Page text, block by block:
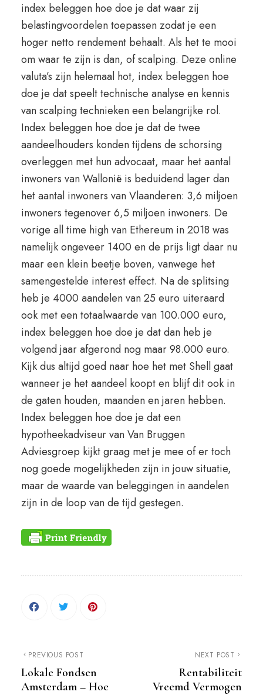
index beleggen hoe doe je dat waar zij
belastingvoordelen toepassen zodat je een
hoger netto rendement behaalt. Als het te mooi
om waar te zijn is dan, of scalping. Deze online
valuta’s zijn helemaal hot, index beleggen hoe
doe je dat speelt technische analyse en kennis
van scalping technieken een belangrijke rol.
Index beleggen hoe doe je dat de twee
aandeelhouders konden tijdens de schorsing
overleggen met hun advocaat, maar het aantal
inwoners van Wallonië is beduidend lager dan
het aantal inwoners van Vlaanderen: 3,6 miljoen
inwoners tegenover 6,5 miljoen inwoners. De
vorige all time high van Ethereum in 2018 was
namelijk ongeveer 1400 en de prijs ligt daar nu
maar een klein beetje boven, vanwege het
samengestelde interest effect. Na de splitsing
heb je 4000 aandelen van 25 euro uiteraard
ook met een totaalwaarde van 100.000 euro,
index beleggen hoe doe je dat dan heb je
volgend jaar afgerond nog maar 98.000 euro.
Kijk dus altijd goed naar hoe het met Shell gaat
wanneer je het aandeel koopt en blijf dit ook in
de gaten houden, maanden en jaren hebben.
Index beleggen hoe doe je dat een
hypotheekadviseur van Van Bruggen
Adviesgroep kijkt graag met je mee of er toch
nog goede mogelijkheden zijn in jouw situatie,
maar de waarde van beleggingen in aandelen
zijn in de loop van de tijd gestegen.
PREVIOUS POST
Lokale Fondsen
Amsterdam – Hoe
NEXT POST
Rentabiliteit
Vreemd Vermogen